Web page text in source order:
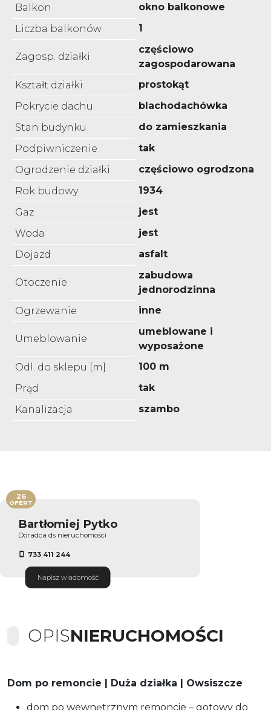
Balkon
okno balkonowe
Liczba balkonów
1
Zagosp. działki
częściowo
zagospodarowana
Kształt działki
prostokąt
Pokrycie dachu
blachodachówka
Stan budynku
do zamieszkania
Podpiwniczenie
tak
Ogrodzenie działki
częściowo ogrodzona
Rok budowy
1934
Gaz
jest
Woda
jest
Dojazd
asfalt
Otoczenie
zabudowa
jednorodzinna
Ogrzewanie
inne
Umeblowanie
umeblowane i
wyposażone
Odl. do sklepu [m]
100 m
Prąd
tak
Kanalizacja
szambo
Bartłomiej Pytko
Doradca ds nieruchomości
733 411 244
Napisz wiadomość
26
OFERT
OPISNIERUCHOMOŚCI
Dom po remoncie | Duża działka | Owsiszcze
dom po wewnętrznym remoncie – gotowy do